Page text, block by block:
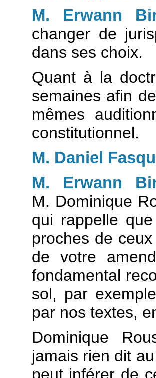
M. Erwann
changer de
dans ses choix.
Quant à la
semaines afin
mêmes
constitutionnel.
M. Daniel
M. Erwann
M. Dominique
qui rappelle
proches de
de votre
fondamental
sol, par
par nos textes,
Dominique
jamais rien dit